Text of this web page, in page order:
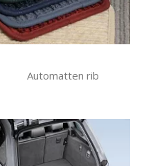
Automatten rib